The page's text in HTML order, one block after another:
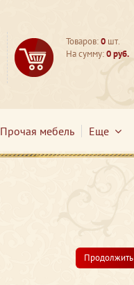
Товаров:0 шт.
На сумму:0 руб.
Прочая мебель Еще
Продолжить